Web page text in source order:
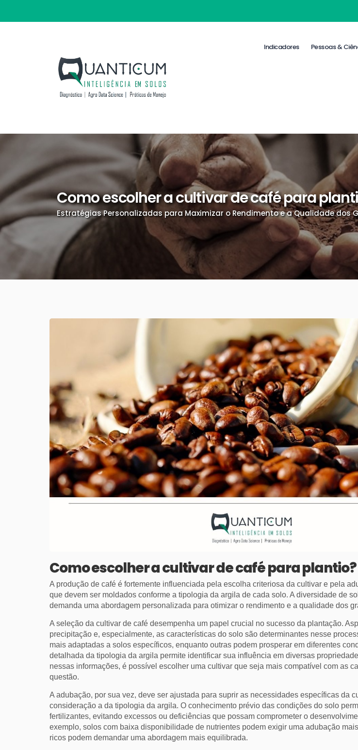
Indicadores Pessoas &
Como escolher a cultivar de café para
Estratégias Personalizadas para Maximizar o Rendimento e a Qualidade dos
Como escolher a cultivar de café para plantio?
A produção de café é fortemente influenciada pela escolha criteriosa da cultivar e pela
que devem ser moldados conforme a tipologia da argila de cada solo. A diversidade de
demanda uma abordagem personalizada para otimizar o rendimento e a qualidade dos
A seleção da cultivar de café desempenha um papel crucial no sucesso da plantação.
precipitação e, especialmente, as características do solo são determinantes nesse
mais adaptadas a solos específicos, enquanto outras podem prosperar em diferentes
detalhada da tipologia da argila permite identificar sua influência em diversas
nessas informações, é possível escolher uma cultivar que seja mais compatível com as
questão.
A adubação, por sua vez, deve ser ajustada para suprir as necessidades específicas da
consideração a da tipologia da argila. O conhecimento prévio das condições do solo
fertilizantes, evitando excessos ou deficiências que possam comprometer o
exemplo, solos com baixa disponibilidade de nutrientes podem exigir uma adubação
ricos podem demandar uma abordagem mais equilibrada.